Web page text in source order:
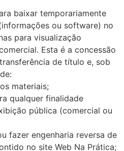
baixar temporariamente
ou software) no
para visualização
Esta é a concessão
de título e, sob
materiais;
qualquer finalidade
pública (comercial ou
fazer engenharia reversa de
no site Web Na Prática;